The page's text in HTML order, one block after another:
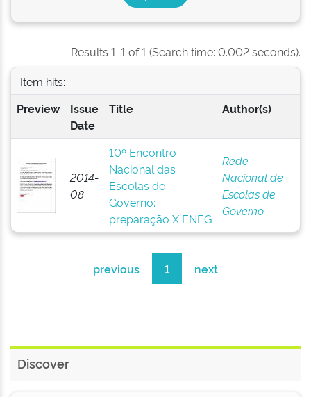
Results 1-1 of 1 (Search time: 0.002 seconds).
Item hits:
Preview
Issue
Date
Title Author(s)
2014-
08
10º Encontro
Nacional das
Escolas de
Governo:
preparação X ENEG
Rede
Nacional de
Escolas de
Governo
previous 1 next
Discover